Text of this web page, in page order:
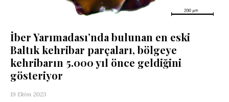
İber Yarımadası’nda bulunan en eski
Baltık kehribar parçaları, bölgeye
kehribarın 5.000 yıl önce geldiğini
gösteriyor
19 Ekim 2023